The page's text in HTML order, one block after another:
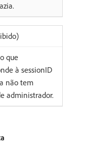
que
à sessionID
não tem
administrador.